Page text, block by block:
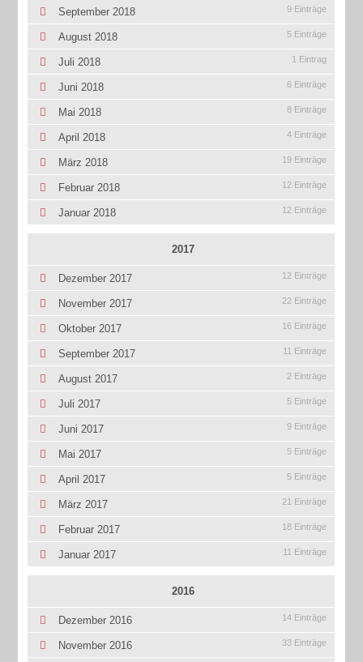
September 2018 9 Einträge
August 2018 5 Einträge
Juli 2018 1 Eintrag
Juni 2018 6 Einträge
Mai 2018 8 Einträge
April 2018 4 Einträge
März 2018 19 Einträge
Februar 2018 12 Einträge
Januar 2018 12 Einträge
2017
Dezember 2017 12 Einträge
November 2017 22 Einträge
Oktober 2017 16 Einträge
September 2017 11 Einträge
August 2017 2 Einträge
Juli 2017 5 Einträge
Juni 2017 9 Einträge
Mai 2017 5 Einträge
April 2017 5 Einträge
März 2017 21 Einträge
Februar 2017 18 Einträge
Januar 2017 11 Einträge
2016
Dezember 2016 14 Einträge
November 2016 33 Einträge